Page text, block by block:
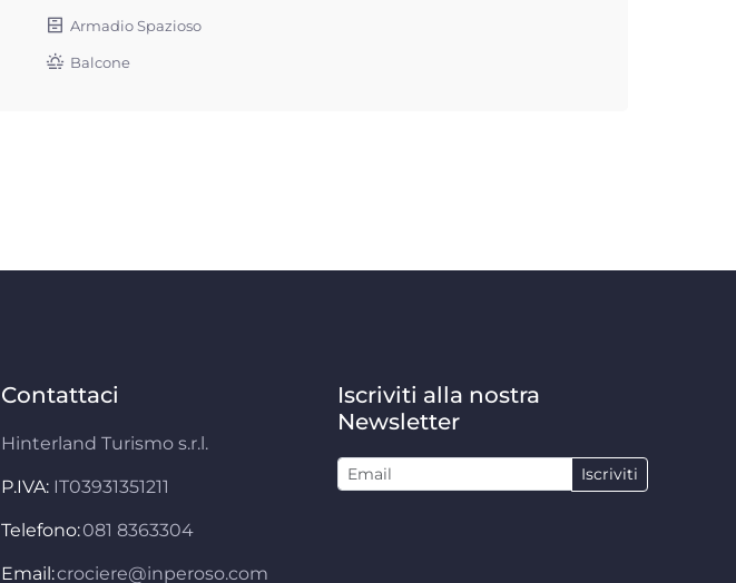
Armadio Spazioso
Balcone
Contattaci
Hinterland Turismo s.r.l.
P.IVA: IT03931351211
Telefono:081 8363304
Email:crociere@inperoso.com
Iscriviti alla nostra
Newsletter
Iscriviti